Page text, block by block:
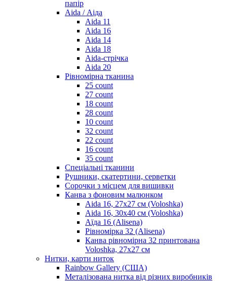
папір
Aida / Аіда
Aida 11
Aida 16
Aida 14
Aida 18
Aida-стрічка
Aida 20
Рівномірна тканина
25 count
27 count
18 count
28 count
10 count
32 count
22 count
16 count
35 count
Спеціальні тканини
Рушники, скатертини, серветки
Сорочки з місцем для вишивки
Канва з фоновим малюнком
Aida 16, 27х27 см (Voloshka)
Aida 16, 30х40 см (Voloshka)
Аїда 16 (Alisena)
Рівномірка 32 (Alisena)
Канва рівномірна 32 принтована
Voloshka, 27х27 см
Нитки, карти ниток
Rainbow Gallery (США)
Металізована нитка від різних виробників